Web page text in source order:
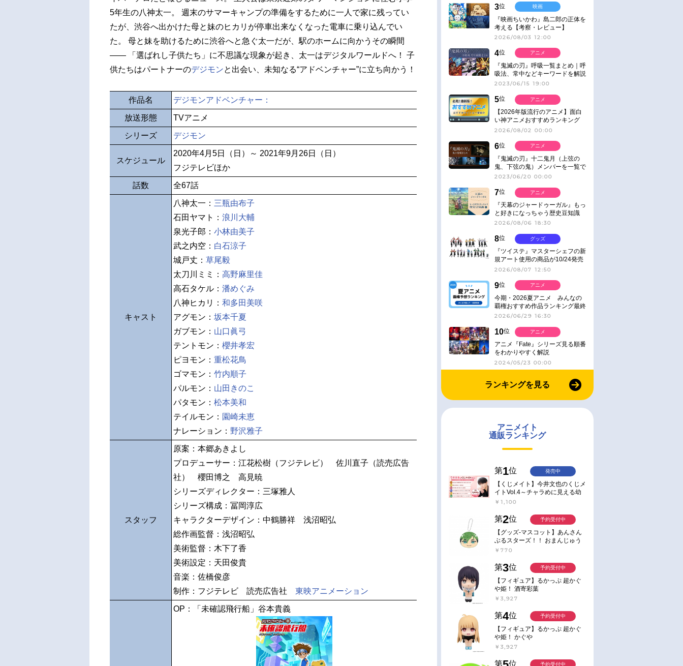
5年生の八神太一。 週末のサマーキャンプの準備をするために一人で家に残ってい
たが、渋谷へ出かけた母と妹のヒカリが停車出来なくなった電車に乗り込んでい
た。 母と妹を助けるために渋谷へと急ぐ太一だが、駅のホームに向かうその瞬間
―― 「選ばれし子供たち」に不思議な現象が起き、太一はデジタルワールドへ！ 子
供たちはパートナーのデジモンと出会い、未知なる“アドベンチャー”に立ち向かう！
作品名 デジモンアドベンチャー：
放送形態 TVアニメ
シリーズ デジモン
スケジュール
2020年4月5日（日）～ 2021年9月26日（日）
フジテレビほか
話数 全67話
キャスト
八神太一： 三瓶由布子
石田ヤマト： 浪川大輔
泉光子郎： 小林由美子
武之内空： 白石涼子
城戸丈： 草尾毅
太刀川ミミ： 高野麻里佳
高石タケル： 潘めぐみ
八神ヒカリ： 和多田美咲
アグモン： 坂本千夏
ガブモン： 山口眞弓
テントモン： 櫻井孝宏
ピヨモン： 重松花鳥
ゴマモン： 竹内順子
パルモン： 山田きのこ
パタモン： 松本美和
テイルモン： 園崎未恵
ナレーション： 野沢雅子
スタッフ
原案：本郷あきよし
プロデューサー：江花松樹（フジテレビ） 佐川直子（読売広告
社） 櫻田博之 高見暁
シリーズディレクター：三塚雅人
シリーズ構成：冨岡淳広
キャラクターデザイン：中鶴勝祥 浅沼昭弘
総作画監督：浅沼昭弘
美術監督：木下了香
美術設定：天田俊貴
音楽：佐橋俊彦
制作：フジテレビ 読売広告社 東映アニメーション
OP：「未確認飛行船」谷本貴義
3位
『映画ちいかわ』島二郎の正体を
考える【考察・レビュー】
2026/08/03 12:00
映画
4位
『鬼滅の刃』呼吸一覧まとめ｜呼
吸法、常中などキーワードを解説
2023/06/15 19:00
アニメ
5位
【2026年版流行のアニメ】面白
い神アニメおすすめランキング
【名作・話題作】｜ジャンル別人
2026/08/02 00:00
アニメ
6位
『鬼滅の刃』十二鬼月（上弦の
鬼、下弦の鬼）メンバーを一覧で
紹介＆解説（登場鬼の情報まと
2023/06/20 00:00
アニメ
7位
『天幕のジャードゥーガル』もっ
と好きになっちゃう歴史豆知識
2026/08/06 18:30
アニメ
8位
『ツイステ』マスターシェフの新
規アート使用の商品が10/24発売
2026/08/07 12:50
グッズ
9位
今期・2026夏アニメ みんなの
覇権おすすめ作品ランキング最終
結果発表！
2026/06/29 16:30
アニメ
10位
アニメ『Fate』シリーズ見る順番
をわかりやすく解説
2024/05/23 00:00
アニメ
ランキングを見る
アニメイト
通販ランキング
第1位
【くじメイト】今井文也のくじメ
イトVol.4～チャラめに見える幼
馴染、実は一途で独占欲が強いん
￥1,100
発売中
第2位
【グッズ-マスコット】あんさん
ぶるスターズ！！ おまんじゅう
にぎにぎマスコット ねくすと2
￥770
予約受付中
第3位
【フィギュア】るかっぷ 超かぐ
や姫！ 酒寄彩葉
￥3,927
予約受付中
第4位
【フィギュア】るかっぷ 超かぐ
や姫！ かぐや
￥3,927
予約受付中
第 位 予約受付中